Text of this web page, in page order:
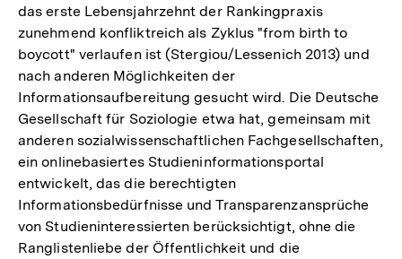
das erste Lebensjahrzehnt der Rankingpraxis
zunehmend konfliktreich als Zyklus "from birth to
boycott" verlaufen ist (Stergiou/Lessenich 2013) und
nach anderen Möglichkeiten der
Informationsaufbereitung gesucht wird. Die Deutsche
Gesellschaft für Soziologie etwa hat, gemeinsam mit
anderen sozialwissenschaftlichen Fachgesellschaften,
ein onlinebasiertes Studieninformationsportal
entwickelt, das die berechtigten
Informationsbedürfnisse und Transparenzansprüche
von Studieninteressierten berücksichtigt, ohne die
Ranglistenliebe der Öffentlichkeit und die